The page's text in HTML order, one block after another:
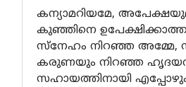
കന്യാമറിയമേ,
കുഞ്ഞിനെ
സ്നേഹം നിറഞ്ഞ
കരുണയും നിറഞ്ഞ
സഹായത്തിനായി